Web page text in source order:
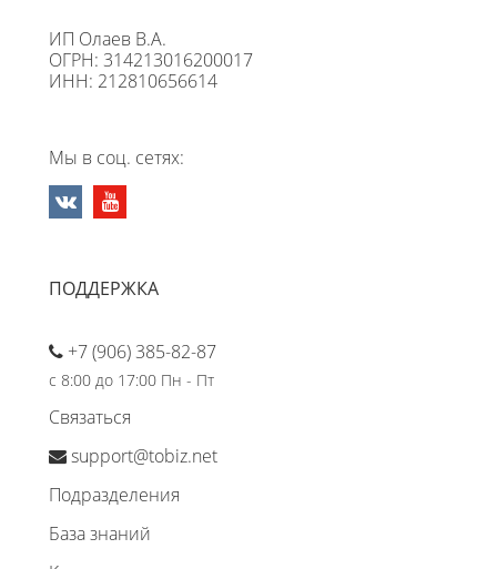
ИП Олаев В.А.
ОГРН: 314213016200017
ИНН: 212810656614
Мы в соц. сетях:
ПОДДЕРЖКА
+7 (906) 385-82-87
с 8:00 до 17:00 Пн - Пт
Связаться
support@tobiz.net
Подразделения
База знаний